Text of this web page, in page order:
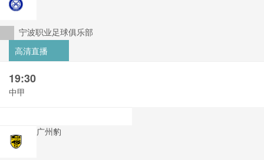
宁波职业足球俱乐部
高清直播
19:30
中甲
广州豹